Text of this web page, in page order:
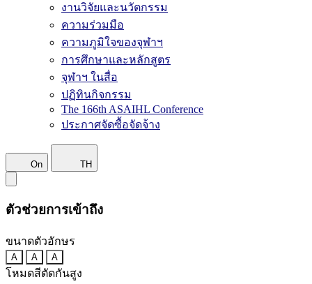
งานวิจัยและนวัตกรรม
ความร่วมมือ
ความภูมิใจของจุฬาฯ
การศึกษาและหลักสูตร
จุฬาฯ ในสื่อ
ปฏิทินกิจกรรม
The 166th ASAIHL Conference
ประกาศจัดซื้อจัดจ้าง
On TH
ตัวช่วยการเข้าถึง
ขนาดตัวอักษร
A A A
โหมดสีตัดกันสูง